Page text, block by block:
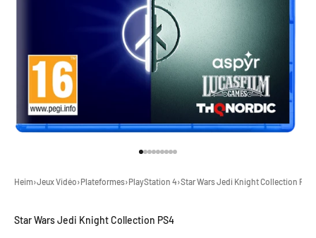
Heim›Jeux Vidéo›Plateformes›PlayStation 4›Star Wars Jedi Knight Collection PS4
Star Wars Jedi Knight Collection PS4